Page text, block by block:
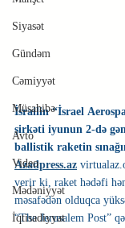
Siyasət
Gündəm
Cəmiyyət
Müsahibə
Avto
Video
Mədəniyyət
İqtisadiyyat
İsrailin “İsrael
şirkəti iyunun 2-də
ballistik raketin
Azadpress.az
verir ki, raket hədəfi
məsafədən olduqca
“The Jerusalem Post”